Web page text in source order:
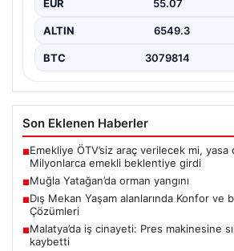
EUR 55.07
ALTIN 6549.3
BTC 3079814
Son Eklenen Haberler
■Emekliye ÖTV’siz araç verilecek mi, yasa
Milyonlarca emekli beklentiye girdi
■Muğla Yatağan’da orman yangını
■Dış Mekan Yaşam alanlarında Konfor ve
Çözümleri
■Malatya’da iş cinayeti: Pres makinesine
kaybetti